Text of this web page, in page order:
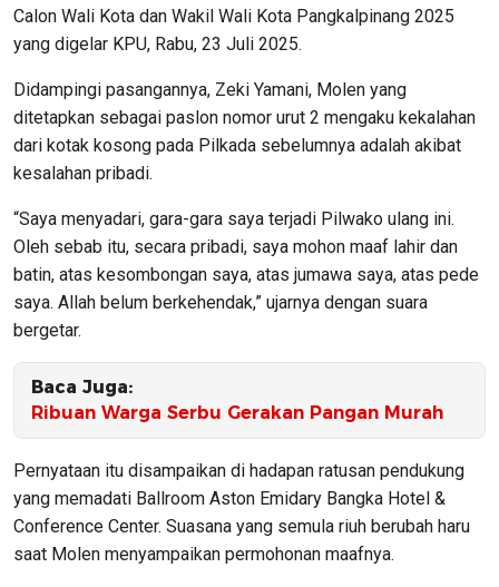
Calon Wali Kota dan Wakil Wali Kota Pangkalpinang 2025
yang digelar KPU, Rabu, 23 Juli 2025.
Didampingi pasangannya, Zeki Yamani, Molen yang
ditetapkan sebagai paslon nomor urut 2 mengaku kekalahan
dari kotak kosong pada Pilkada sebelumnya adalah akibat
kesalahan pribadi.
“Saya menyadari, gara-gara saya terjadi Pilwako ulang ini.
Oleh sebab itu, secara pribadi, saya mohon maaf lahir dan
batin, atas kesombongan saya, atas jumawa saya, atas pede
saya. Allah belum berkehendak,” ujarnya dengan suara
bergetar.
Baca Juga:
Ribuan Warga Serbu Gerakan Pangan Murah
Pernyataan itu disampaikan di hadapan ratusan pendukung
yang memadati Ballroom Aston Emidary Bangka Hotel &
Conference Center. Suasana yang semula riuh berubah haru
saat Molen menyampaikan permohonan maafnya.